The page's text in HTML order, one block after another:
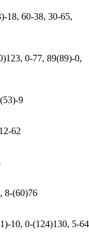
18, 60-38, 30-65,
0-77, 89(89)-0,
9
62
8-(60)76
10, 0-(124)130, 5-64